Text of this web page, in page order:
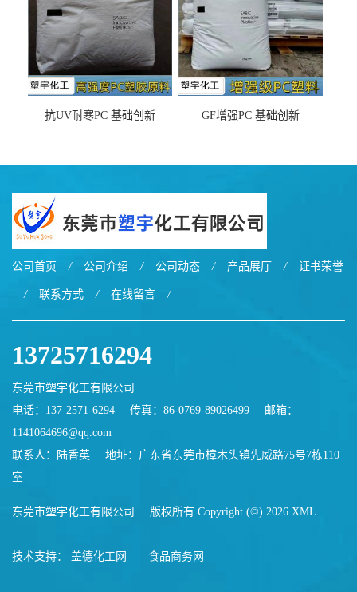
抗UV耐寒PC 基础创新
GF增强PC 基础创新
公司首页 / 公司介绍 / 公司动态 / 产品展厅 / 证书荣誉
/ 联系方式 / 在线留言 /
13725716294
东莞市塑宇化工有限公司
电话：137-2571-6294
传真：86-0769-89026499
邮箱：
1141064696@qq.com
联系人：陆香英
地址：广东省东莞市樟木头镇先威路75号7栋110
室
东莞市塑宇化工有限公司 版权所有 Copyright (©) 2026 XML
技术支持： 盖德化工网 食品商务网